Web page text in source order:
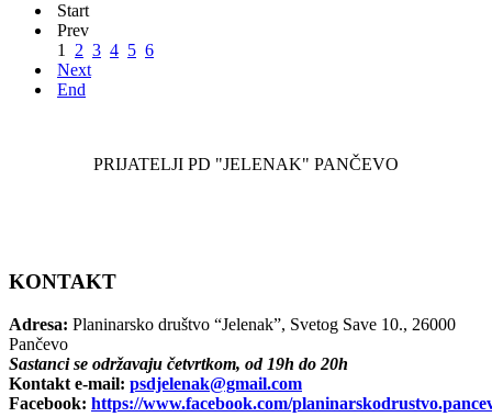
Start
Prev
1 2 3 4 5 6
Next
End
PRIJATELJI PD "JELENAK" PANČEVO
KONTAKT
Adresa: Planinarsko društvo “Jelenak”, Svetog Save 10., 26000
Pančevo
Sastanci se održavaju četvrtkom, od 19h do 20h
Kontakt e-mail: psdjelenak@gmail.com
Facebook: https://www.facebook.com/